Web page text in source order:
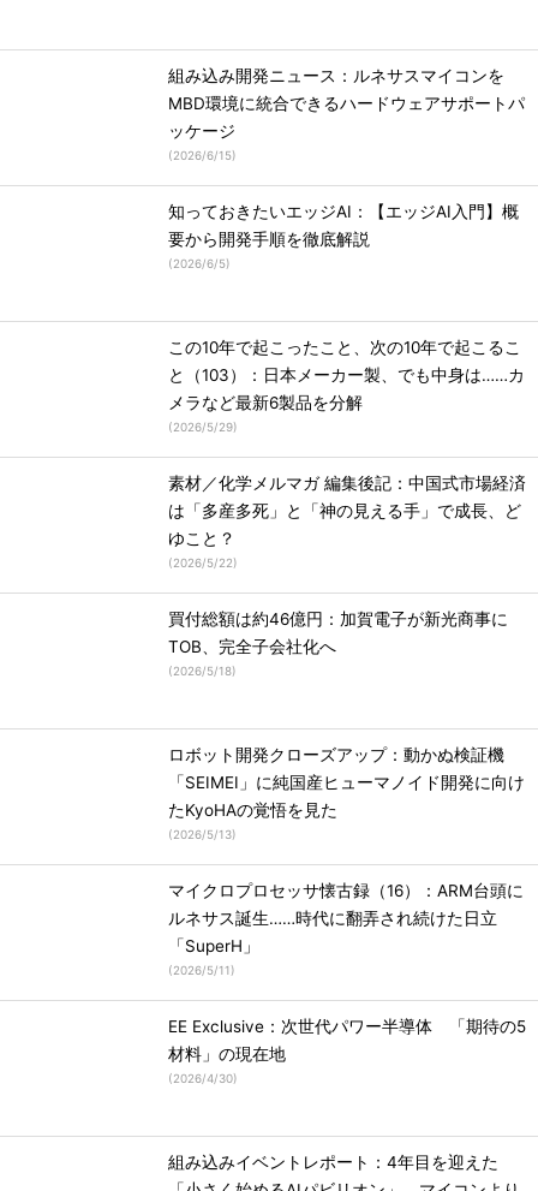
組み込み開発ニュース：ルネサスマイコンを
MBD環境に統合できるハードウェアサポートパ
ッケージ
(2026/6/15)
知っておきたいエッジAI：【エッジAI入門】概
要から開発手順を徹底解説
(2026/6/5)
この10年で起こったこと、次の10年で起こるこ
と（103）：日本メーカー製、でも中身は……カ
メラなど最新6製品を分解
(2026/5/29)
素材／化学メルマガ 編集後記：中国式市場経済
は「多産多死」と「神の見える手」で成長、ど
ゆこと？
(2026/5/22)
買付総額は約46億円：加賀電子が新光商事に
TOB、完全子会社化へ
(2026/5/18)
ロボット開発クローズアップ：動かぬ検証機
「SEIMEI」に純国産ヒューマノイド開発に向け
たKyoHAの覚悟を見た
(2026/5/13)
マイクロプロセッサ懐古録（16）：ARM台頭に
ルネサス誕生……時代に翻弄され続けた日立
「SuperH」
(2026/5/11)
EE Exclusive：次世代パワー半導体 「期待の5
材料」の現在地
(2026/4/30)
組み込みイベントレポート：4年目を迎えた